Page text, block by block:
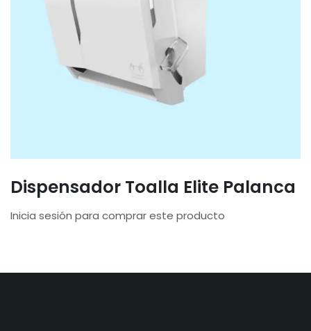
Dispensador Toalla Elite Palanca
Inicia sesión para comprar este producto